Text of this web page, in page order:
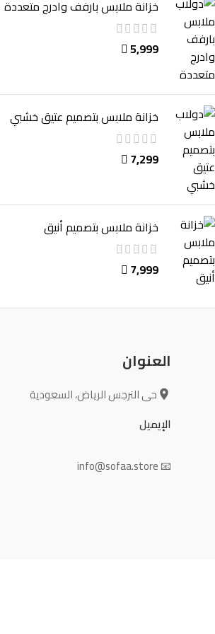
خزانة ملابس بارفف وادرج متعددة
 5,999
خزانة ملابس بتصميم عتيق خشبي
 7,299
خزانة ملابس بتصميم أنيق
 7,999
العنوان
حى النرجس الرياض، السعودية
الإيميل
📧 info@sofaa.store